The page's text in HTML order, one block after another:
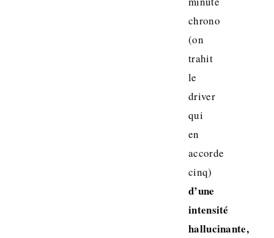
chrono
(on
trahit
le
driver
qui
en
accorde
cinq)
d’une
intensité
hallucinante,